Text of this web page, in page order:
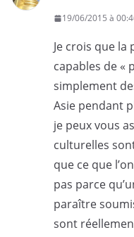
19/06/2015 à
Je crois que
capables de «
simplement
Asie pendant
je peux vous
culturelles
que ce que
pas parce
paraître
sont